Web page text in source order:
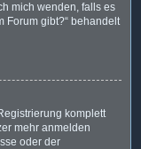
mich wenden, falls es
Forum gibt?“ behandelt
komplett
mehr anmelden
oder der